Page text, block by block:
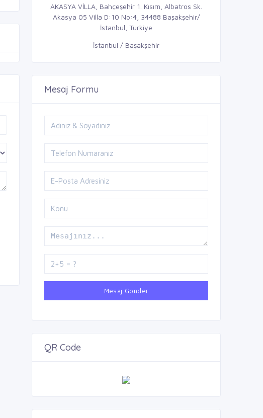
AKASYA VİLLA, Bahçeşehir 1. Kısım, Albatros Sk.
Akasya 05 Villa D:10 No:4, 34488 Başakşehir/
İstanbul, Türkiye
İstanbul / Başakşehir
Mesaj Formu
Mesaj Gönder
QR Code